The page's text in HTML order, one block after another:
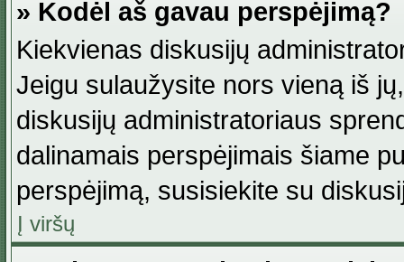
» Kodėl aš gavau perspėjimą?
Kiekvienas diskusijų
Jeigu sulaužysite nors vieną iš
diskusijų administratoriaus
dalinamais perspėjimais šiame
perspėjimą, susisiekite su
Į viršų